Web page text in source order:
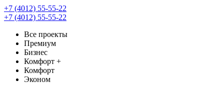
+7 (4012) 55-55-22
+7 (4012) 55-55-22
Все проекты
Премиум
Бизнес
Комфорт +
Комфорт
Эконом